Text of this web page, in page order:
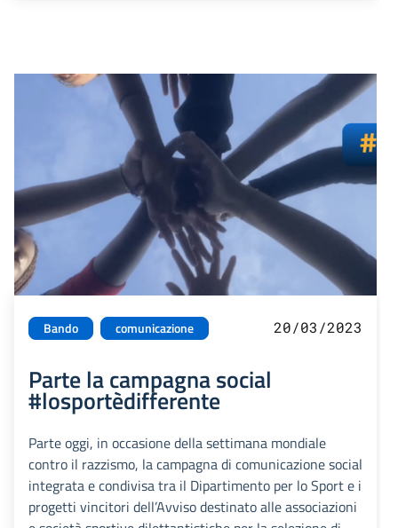
Bando comunicazione 20/03/2023
Parte la campagna social
#losportèdifferente
Parte oggi, in occasione della settimana mondiale
contro il razzismo, la campagna di comunicazione social
integrata e condivisa tra il Dipartimento per lo Sport e i
progetti vincitori dell’Avviso destinato alle associazioni